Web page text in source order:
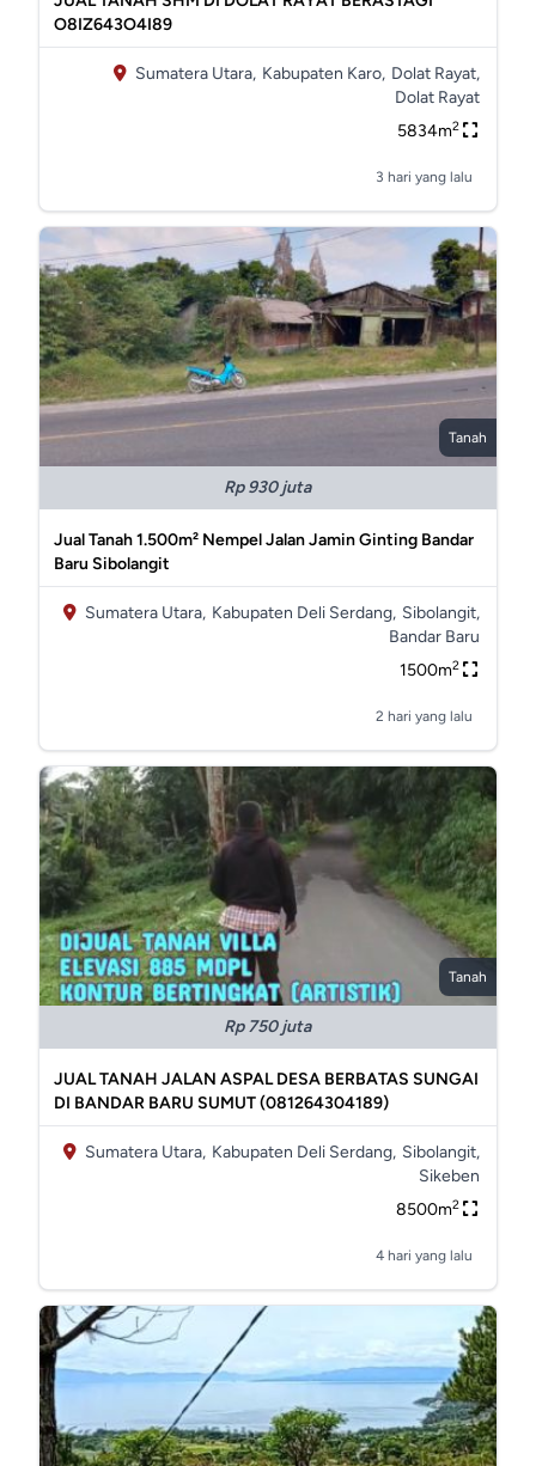
O8IZ643O4I89
Sumatera Utara, Kabupaten Karo, Dolat Rayat,
Dolat Rayat
5834m2
3 hari yang lalu
Tanah
Rp 930 juta
Jual Tanah 1.500m² Nempel Jalan Jamin Ginting Bandar
Baru Sibolangit
Sumatera Utara, Kabupaten Deli Serdang, Sibolangit,
Bandar Baru
1500m2
2 hari yang lalu
Tanah
Rp 750 juta
JUAL TANAH JALAN ASPAL DESA BERBATAS SUNGAI
DI BANDAR BARU SUMUT (081264304189)
Sumatera Utara, Kabupaten Deli Serdang, Sibolangit,
Sikeben
8500m2
4 hari yang lalu